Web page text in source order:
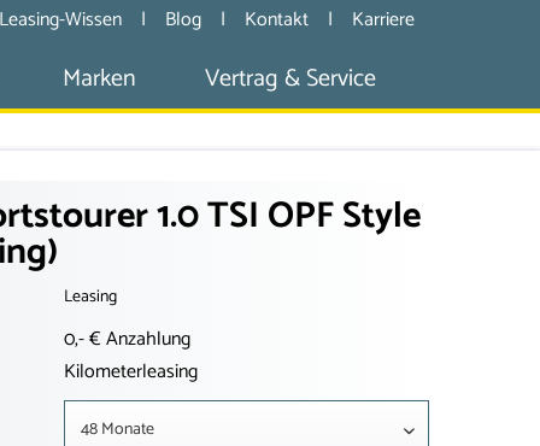
Leasing-Wissen | Blog | Kontakt | Karriere
Marken Vertrag & Service
1.0 TSI OPF Style
Leasing
0,- € Anzahlung
Kilometerleasing
48 Monate